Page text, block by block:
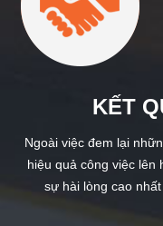
KẾT
Ngoài việc đem lại
hiệu quả công việc lên
sự hài lòng cao